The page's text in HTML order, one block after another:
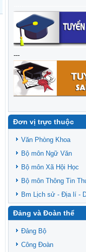
---
Đơn vị trực thuộc
Văn Phòng Khoa
Bộ môn Ngữ Văn
Bộ môn Xã Hội Học
Bộ môn Thông Tin
Bm Lịch sử - Địa lí -
Đảng và Đoàn thể
Đảng Bộ
Công Đoàn